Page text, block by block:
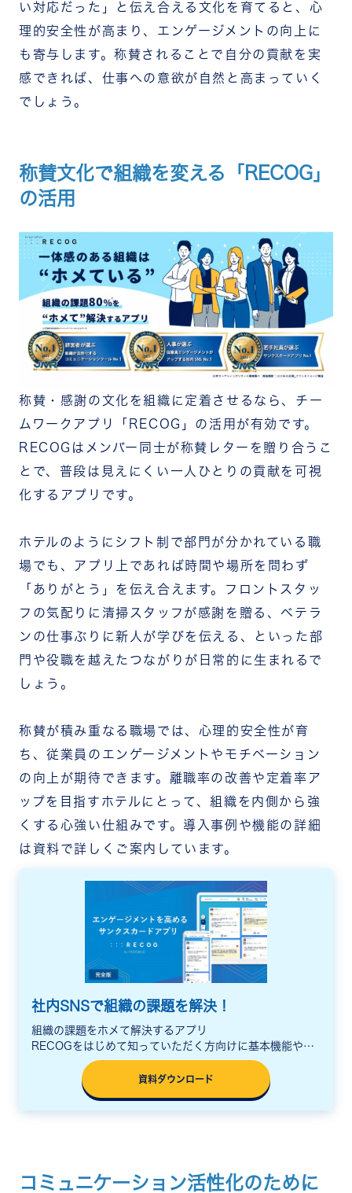
い対応だった」と伝え合える文化を育てると、心
理的安全性が高まり、エンゲージメントの向上に
も寄与します。称賛されることで自分の貢献を実
感できれば、仕事への意欲が自然と高まっていく
でしょう。
称賛文化で組織を変える「RECOG」
の活用
称賛・感謝の文化を組織に定着させるなら、チー
ムワークアプリ「RECOG」の活用が有効です。
RECOGはメンバー同士が称賛レターを贈り合うこ
とで、普段は見えにくい一人ひとりの貢献を可視
化するアプリです。
ホテルのようにシフト制で部門が分かれている職
場でも、アプリ上であれば時間や場所を問わず
「ありがとう」を伝え合えます。フロントスタッ
フの気配りに清掃スタッフが感謝を贈る、ベテラ
ンの仕事ぶりに新人が学びを伝える、といった部
門や役職を越えたつながりが日常的に生まれるで
しょう。
称賛が積み重なる職場では、心理的安全性が育
ち、従業員のエンゲージメントやモチベーション
の向上が期待できます。離職率の改善や定着率ア
ップを目指すホテルにとって、組織を内側から強
くする心強い仕組みです。導入事例や機能の詳細
は資料で詳しくご案内しています。
社内SNSで組織の課題を解決！
組織の課題をホメて解決するアプリ
RECOGをはじめて知っていただく方向けに基本機能や活
用シーン、料金をまとめた説明資料をご用意しています。
資料ダウンロード
コミュニケーション活性化のために